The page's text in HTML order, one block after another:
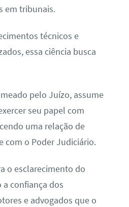
em tribunais.
técnicos e
essa ciência busca
pelo Juízo, assume
seu papel com
uma relação de
com o Poder Judiciário.
o esclarecimento do
confiança dos
e advogados que o